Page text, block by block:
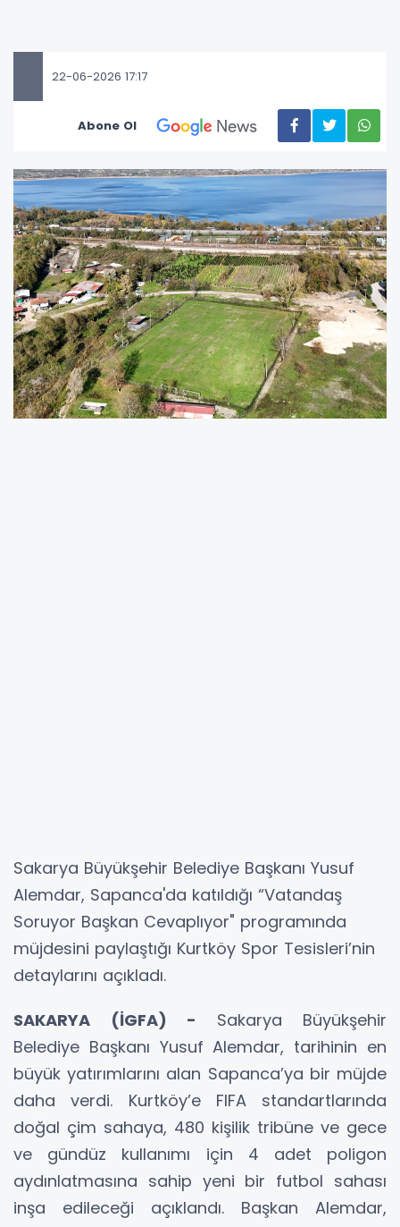
22-06-2026 17:17
Abone Ol
Sakarya Büyükşehir Belediye Başkanı Yusuf
Alemdar, Sapanca'da katıldığı “Vatandaş
Soruyor Başkan Cevaplıyor" programında
müjdesini paylaştığı Kurtköy Spor Tesisleri’nin
detaylarını açıkladı.
SAKARYA (İGFA) - Sakarya Büyükşehir
Belediye Başkanı Yusuf Alemdar, tarihinin en
büyük yatırımlarını alan Sapanca’ya bir müjde
daha verdi. Kurtköy’e FIFA standartlarında
doğal çim sahaya, 480 kişilik tribüne ve gece
ve gündüz kullanımı için 4 adet poligon
aydınlatmasına sahip yeni bir futbol sahası
inşa edileceği açıklandı. Başkan Alemdar,